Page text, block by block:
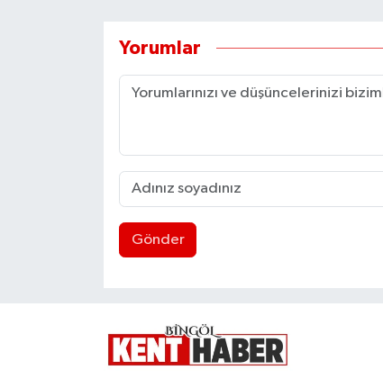
Yorumlar
Gönder